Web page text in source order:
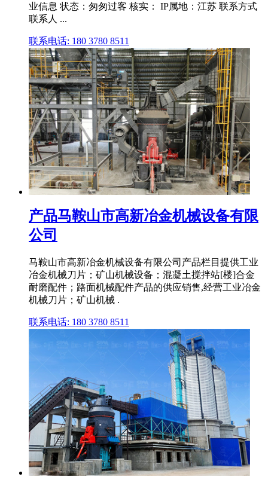
业信息 状态：匆匆过客 核实： IP属地：江苏 联系方式
联系人 ...
联系电话: 180 3780 8511
产品马鞍山市高新冶金机械设备有限
公司
马鞍山市高新冶金机械设备有限公司产品栏目提供工业
冶金机械刀片；矿山机械设备；混凝土搅拌站[楼]合金
耐磨配件；路面机械配件产品的供应销售,经营工业冶金
机械刀片；矿山机械 .
联系电话: 180 3780 8511